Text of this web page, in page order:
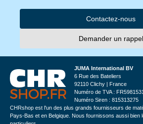
Contactez-nous
Demander un rappel
JUMA International BV
6 Rue des Bateliers
92110 Clichy | France
Numéro de TVA :
Numéro Siren : 815313275
CHRshop est l'un des plus grands fournisseurs de
Pays-Bas et en Belgique. Nous fournissons aussi bien